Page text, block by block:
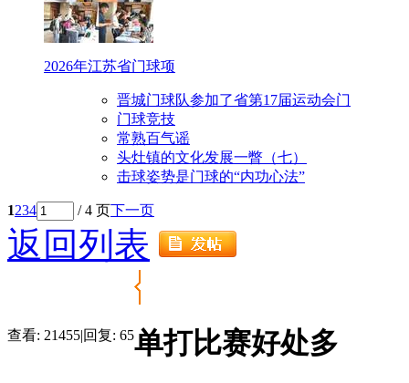
2026年江苏省门球项
晋城门球队参加了省第17届运动会门
门球竞技
常熟百气谣
头灶镇的文化发展一瞥（七）
击球姿势是门球的“内功心法”
1234 / 4 页下一页
返回列表
查看: 21455|回复: 65单打比赛好处多